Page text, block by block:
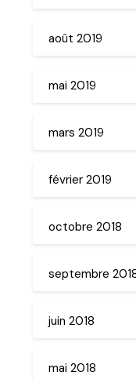
août 2019
mai 2019
mars 2019
février 2019
octobre 2018
septembre
juin 2018
mai 2018